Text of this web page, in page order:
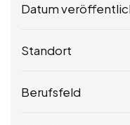
Datum
Standort
Berufsfeld